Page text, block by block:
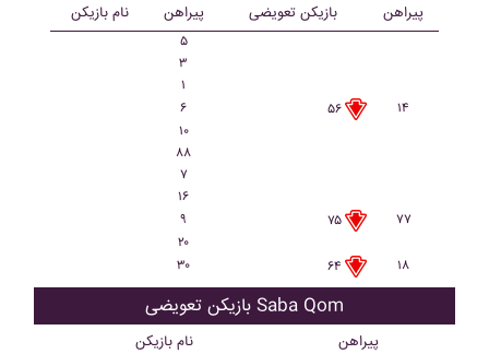
نام بازیکن پیراهن بازیکن تعویضی پیراهن
۵
۳
۱
۶
۵۶
۱۴
۱۰
۸۸
۷
۱۶
۹
۷۵
۷۷
۲۰
۳۰
۶۴ ۱۸
بازیکن تعویضی Saba Qom
نام بازیکن پیراهن